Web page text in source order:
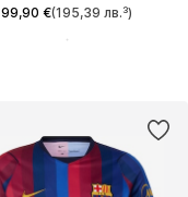
99,90 €(195,39 лв.³)